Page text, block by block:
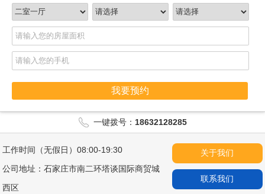
我要预约
一键拨号： 18632128285
工作时间（无假日）08:00-19:30
公司地址：石家庄市南二环塔谈国际商贸城
西区
关于我们
联系我们